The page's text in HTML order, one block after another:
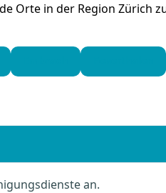
Orte in der Region Zürich
an.